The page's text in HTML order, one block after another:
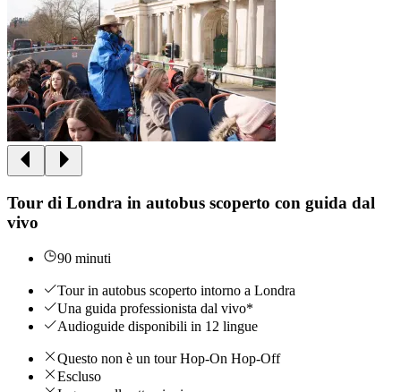
Tour di Londra in autobus scoperto con guida dal
vivo
90 minuti
Tour in autobus scoperto intorno a Londra
Una guida professionista dal vivo*
Audioguide disponibili in 12 lingue
Questo non è un tour Hop-On Hop-Off
Escluso